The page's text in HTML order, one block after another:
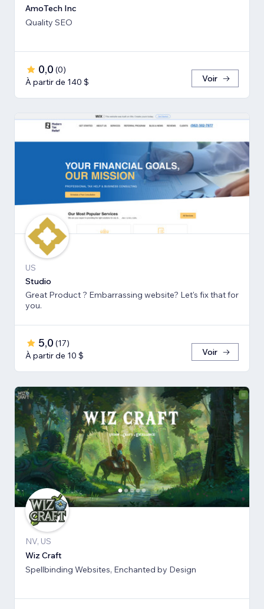
AmoTech Inc
Quality SEO
0,0 (0)
À partir de 140 $
Voir
US
Studio
Great Product ? Embarrassing website? Let's fix that for
you.
5,0 (17)
À partir de 10 $
Voir
NV, US
Wiz Craft
Spellbinding Websites, Enchanted by Design